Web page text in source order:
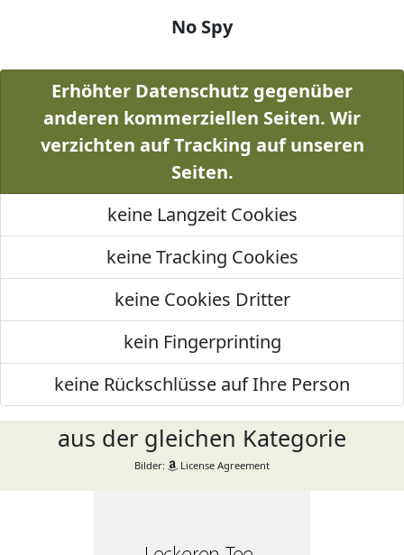
No Spy
Erhöhter Datenschutz gegenüber
anderen kommerziellen Seiten. Wir
verzichten auf Tracking auf unseren
Seiten.
keine Langzeit Cookies
keine Tracking Cookies
keine Cookies Dritter
kein Fingerprinting
keine Rückschlüsse auf Ihre Person
aus der gleichen Kategorie
Bilder: License Agreement